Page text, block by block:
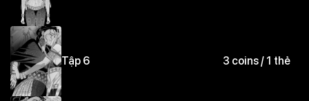
Tập 6 3 coins / 1 thẻ